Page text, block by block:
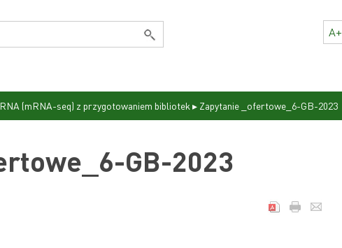
A+
(mRNA-seq) z przygotowaniem bibliotek ▸ Zapytanie _ofertowe_6-GB-2023
GB-2023